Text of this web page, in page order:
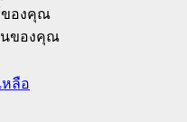
ของคุณ
นของคุณ
หลือ